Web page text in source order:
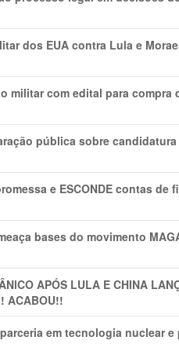
dos EUA contra Lula e
militar com edital para compra
pública sobre
e ESCONDE contas de
bases do movimento
APÓS LULA E CHINA
ACABOU!!
em tecnologia nuclear